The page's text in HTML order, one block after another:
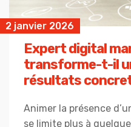
2 janvier 2026
Expert digital
transforme-t-il
résultats
Animer la présence
se limite plus à